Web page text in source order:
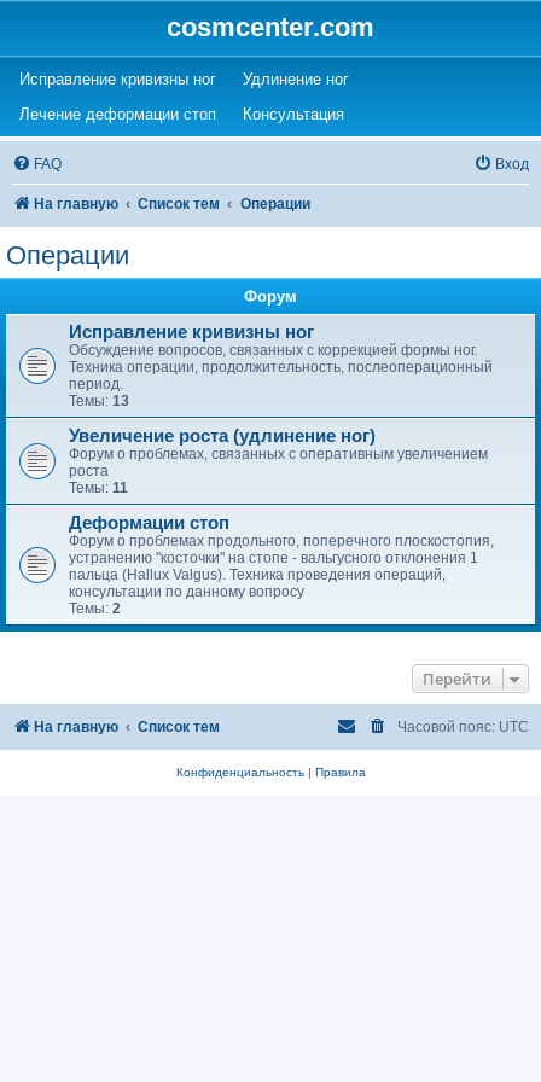
cosmcenter.com
Исправление кривизны ног(Opens a new tab)
Удлинение ног(Opens a new tab)
Лечение деформации стоп(Opens a new tab)
Консультация(Opens a new tab)
FAQ Вход
На главную Список тем Операции
Операции
Форум
Исправление кривизны ног
Обсуждение вопросов, связанных с коррекцией формы ног.
Техника операции, продолжительность, послеоперационный
период.
Темы: 13
Увеличение роста (удлинение ног)
Форум о проблемах, связанных с оперативным увеличением
роста
Темы: 11
Деформации стоп
Форум о проблемах продольного, поперечного плоскостопия,
устранению "косточки" на стопе - вальгусного отклонения 1
пальца (Hallux Valgus). Техника проведения операций,
консультации по данному вопросу
Темы: 2
Перейти
На главную Список тем Часовой пояс: UTC
Конфиденциальность| Правила